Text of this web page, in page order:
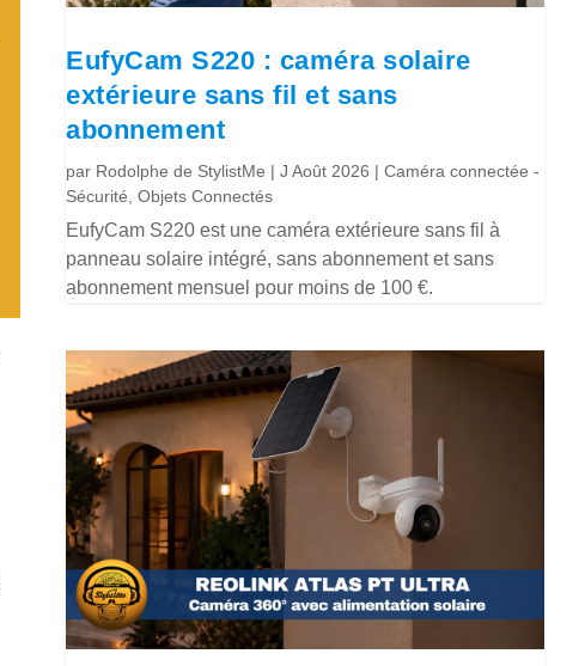
EufyCam S220 : caméra solaire
extérieure sans fil et sans
abonnement
par Rodolphe de StylistMe |J Août 2026 |Caméra connectée -
Sécurité ,Objets Connectés
EufyCam S220 est une caméra extérieure sans fil à
panneau solaire intégré, sans abonnement et sans
abonnement mensuel pour moins de 100 €.